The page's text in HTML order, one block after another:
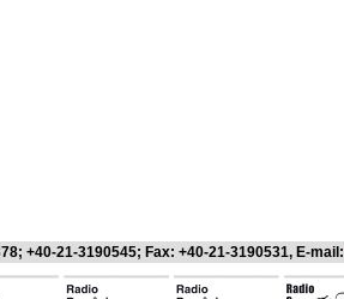
+40-21-3190545; Fax: +40-21-3190531, E-mail: